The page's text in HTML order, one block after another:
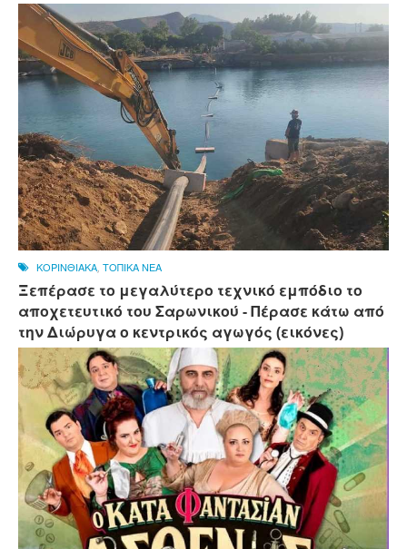
ΚΟΡΙΝΘΙΑΚΑ, ΤΟΠΙΚΑ ΝΕΑ
Ξεπέρασε το μεγαλύτερο τεχνικό εμπόδιο το
αποχετευτικό του Σαρωνικού - Πέρασε κάτω από
την Διώρυγα ο κεντρικός αγωγός (εικόνες)